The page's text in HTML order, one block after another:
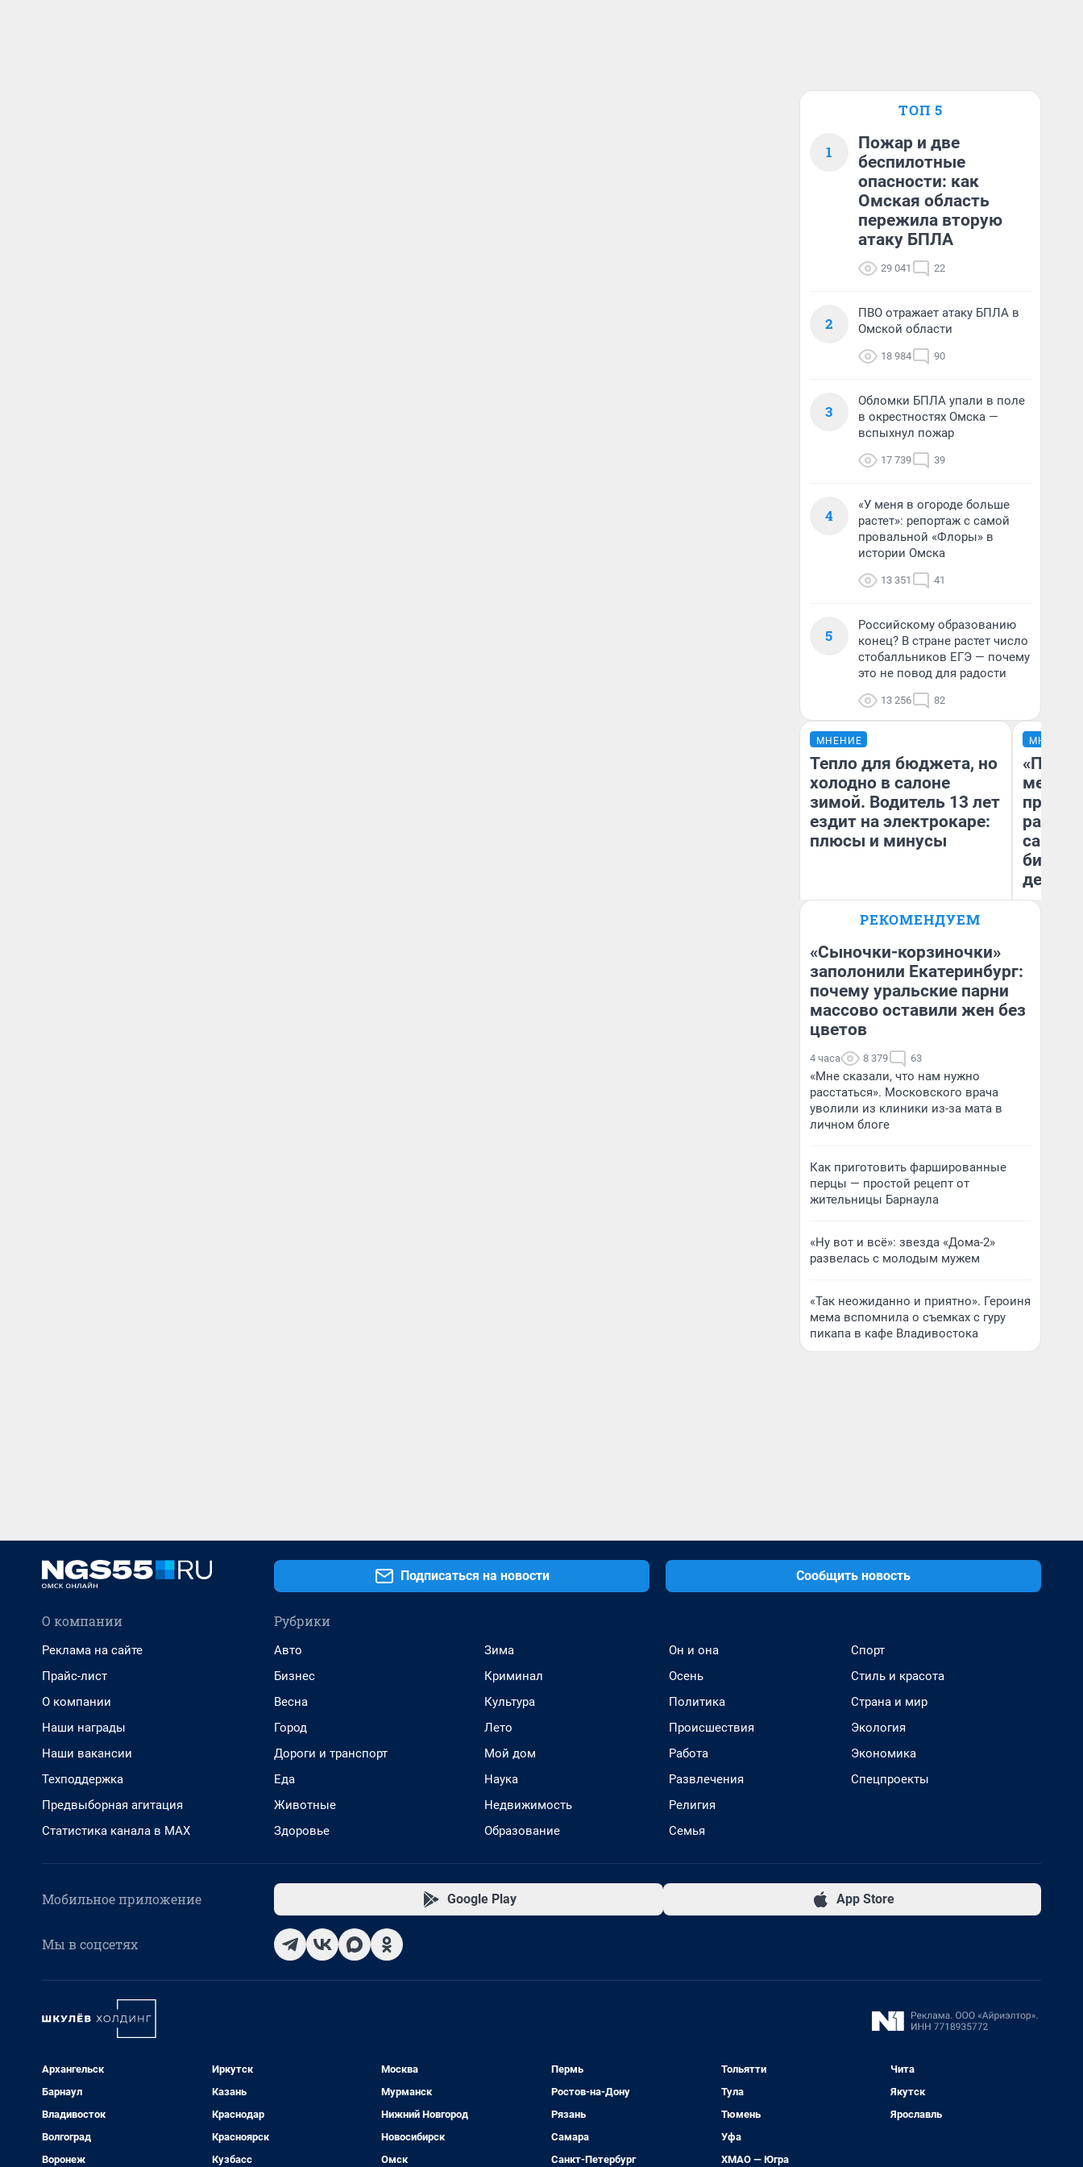
ТОП 5
1
Пожар и две
беспилотные
опасности: как
Омская область
пережила вторую
атаку БПЛА
29 041 22
2
ПВО отражает атаку БПЛА в
Омской области
18 984 90
3
Обломки БПЛА упали в поле
в окрестностях Омска —
вспыхнул пожар
17 739 39
4
«У меня в огороде больше
растет»: репортаж с самой
провальной «Флоры» в
истории Омска
13 351 41
5
Российскому образованию
конец? В стране растет число
стобалльников ЕГЭ — почему
это не повод для радости
13 256 82
МНЕНИЕ
Тепло для бюджета, но
холодно в салоне
зимой. Водитель 13 лет
ездит на электрокаре:
плюсы и минусы
Денис Дедюхин
МНЕНИЕ
самом
РЕКОМЕНДУЕМ
«Сыночки-корзиночки»
заполонили Екатеринбург:
почему уральские парни
массово оставили жен без
цветов
4 часа 8 379 63
«Мне сказали, что нам нужно
расстаться». Московского врача
уволили из клиники из-за мата в
личном блоге
Как приготовить фаршированные
перцы — простой рецепт от
жительницы Барнаула
«Ну вот и всё»: звезда «Дома-2»
развелась с молодым мужем
«Так неожиданно и приятно». Героиня
мема вспомнила о съемках с гуру
пикапа в кафе Владивостока
Подписаться на новости Сообщить новость
О компании
Реклама на сайте
Прайс-лист
О компании
Наши награды
Наши вакансии
Техподдержка
Предвыборная агитация
Статистика канала в MAX
Рубрики
Авто
Бизнес
Весна
Город
Дороги и транспорт
Еда
Животные
Здоровье
Зима
Криминал
Культура
Лето
Мой дом
Наука
Недвижимость
Образование
Он и она
Осень
Политика
Происшествия
Работа
Развлечения
Религия
Семья
Спорт
Стиль и красота
Страна и мир
Экология
Экономика
Спецпроекты
Мобильное приложение Google Play App Store
Мы в соцсетях
Архангельск
Барнаул
Владивосток
Волгоград
Воронеж
Иркутск
Казань
Краснодар
Красноярск
Кузбасс
Москва
Мурманск
Нижний Новгород
Новосибирск
Омск
Пермь
Ростов-на-Дону
Рязань
Самара
Санкт-Петербург
Тольятти
Тула
Тюмень
Уфа
ХМАО — Югра
Чита
Якутск
Ярославль